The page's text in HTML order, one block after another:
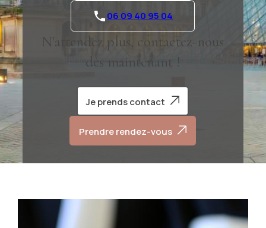
06 09 40 95 04
N'attendez plus, contactez-nous
dès maintenant !
Je prends contact
Prendre rendez-vous